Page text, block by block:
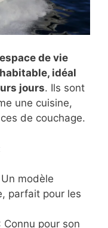
de vie
idéal
jours. Ils sont
une cuisine,
de couchage.
modèle
parfait pour les
Connu pour son